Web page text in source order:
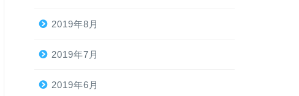
2019年8月
2019年7月
2019年6月